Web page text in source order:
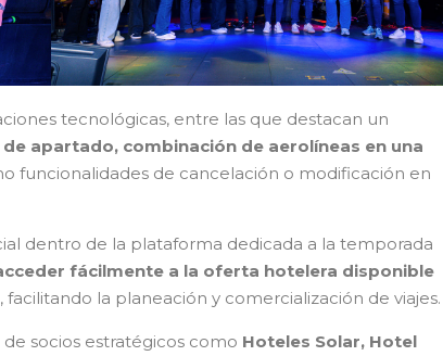
tecnológicas, entre las que destacan un
apartado, combinación de aerolíneas en una
funcionalidades de cancelación o modificación en
dentro de la plataforma dedicada a la temporada
fácilmente a la oferta hotelera disponible
, facilitando la planeación y comercialización de viajes.
socios estratégicos como Hoteles Solar, Hotel